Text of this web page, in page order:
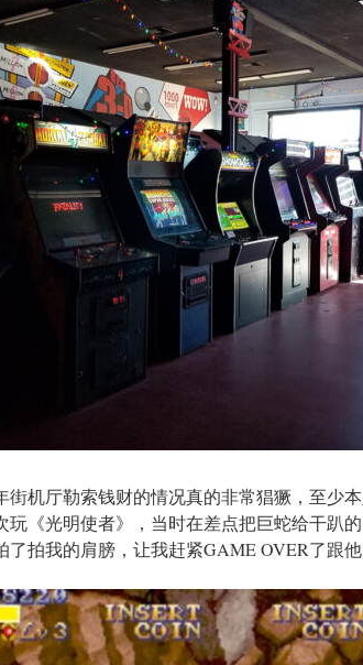
街机厅勒索钱财的情况真的非常猖獗，至少
玩《光明使者》，当时在差点把巨蛇给干趴
了拍我的肩膀，让我赶紧GAME OVER了跟他